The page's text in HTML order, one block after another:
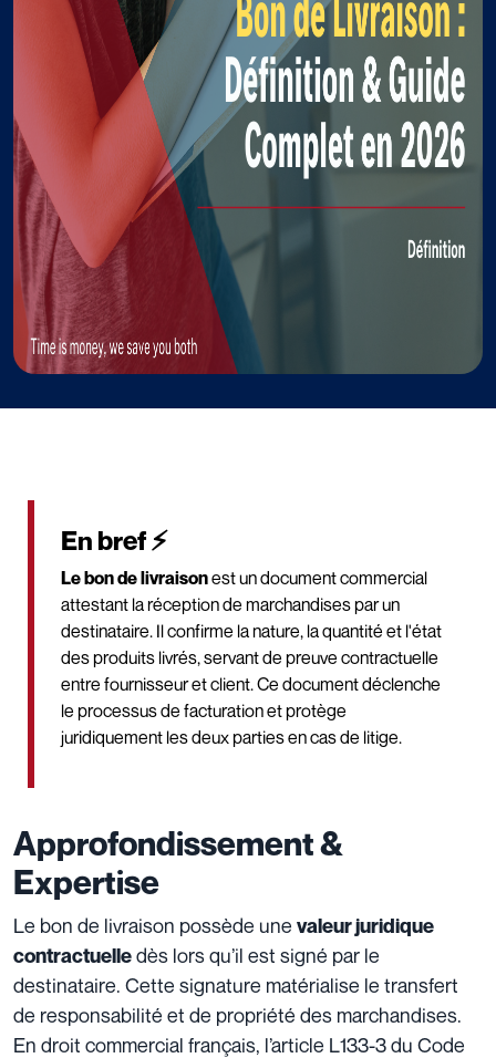
En bref ⚡
Le bon de livraisonest un document commercial
attestant la réception de marchandises par un
destinataire. Il confirme la nature, la quantité et l'état
des produits livrés, servant de preuve contractuelle
entre fournisseur et client. Ce document déclenche
le processus de facturation et protège
juridiquement les deux parties en cas de litige.
Approfondissement &
Expertise
Le bon de livraison possède une valeur juridique
contractuelledès lors qu’il est signé par le
destinataire. Cette signature matérialise le transfert
de responsabilité et de propriété des marchandises.
En droit commercial français, l’article L133-3 du Code